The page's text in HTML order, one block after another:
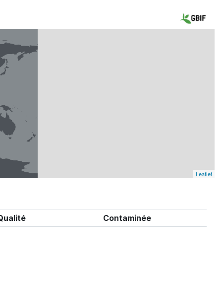
Leaflet
Contaminée